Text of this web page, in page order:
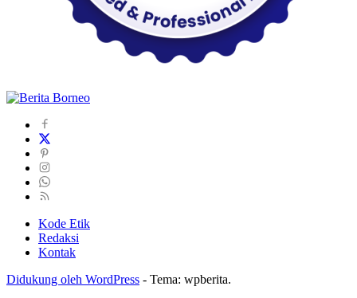
Kode Etik
Redaksi
Kontak
Didukung oleh WordPress - Tema: wpberita.